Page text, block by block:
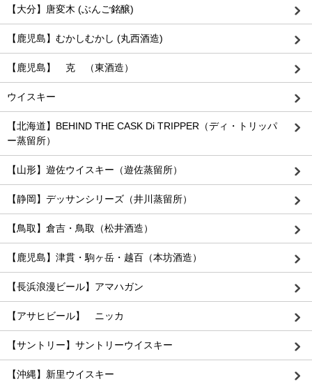
【大分】唐変木 (ぶんご銘醸)
【鹿児島】むかしむかし (丸西酒造)
【鹿児島】 克 （東酒造）
ウイスキー
【北海道】BEHIND THE CASK Di TRIPPER（ディ・トリッパ
ー蒸留所）
【山形】遊佐ウイスキー（遊佐蒸留所）
【静岡】デッサンシリーズ（井川蒸留所）
【鳥取】倉吉・鳥取（松井酒造）
【鹿児島】津貫・駒ヶ岳・越百（本坊酒造）
【長浜浪漫ビール】アマハガン
【アサヒビール】 ニッカ
【サントリー】サントリーウイスキー
【沖縄】新里ウイスキー